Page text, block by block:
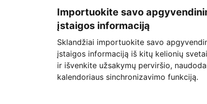
Importuokite savo
įstaigos informaciją
Sklandžiai importuokite savo
įstaigos informaciją iš kitų kelionių
ir išvenkite užsakymų perviršio,
kalendoriaus sinchronizavimo funkciją.